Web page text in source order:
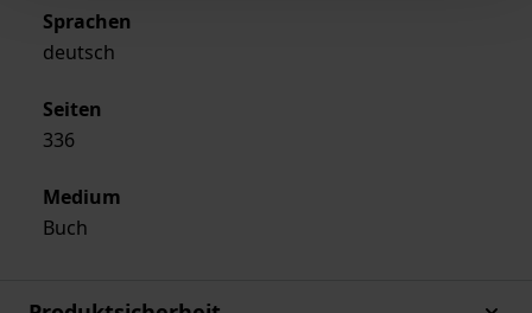
Sprachen
deutsch
Seiten
336
Medium
Buch